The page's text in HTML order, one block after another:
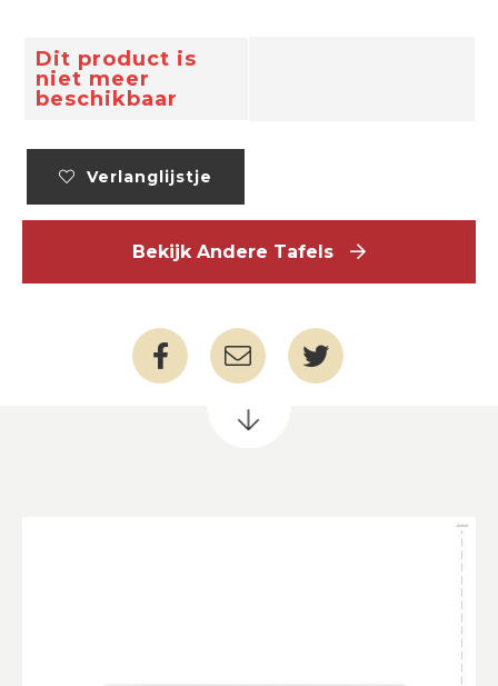
Dit product is
niet meer
beschikbaar
Verlanglijstje
Bekijk Andere Tafels